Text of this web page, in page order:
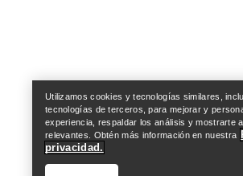
Help
Utilizamos cookies y tecnologías similares,
tecnologías de terceros, para mejorar y
experiencia, respaldar los análisis y mostrarte
relevantes. Obtén más información en nuestra
privacidad.